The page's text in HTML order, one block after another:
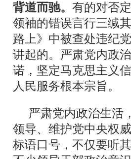
背道而驰。 有的对否
领袖的错误言行三缄
路上》中被查处违纪
讲起的。严肃党内政
诺，坚定马克思主义
人民服务根本宗旨。
严肃党内政治生活
领导、维护党中央权
标语口号，不仅要听